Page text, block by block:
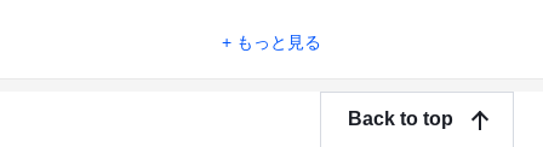
もっと見る
Back to top